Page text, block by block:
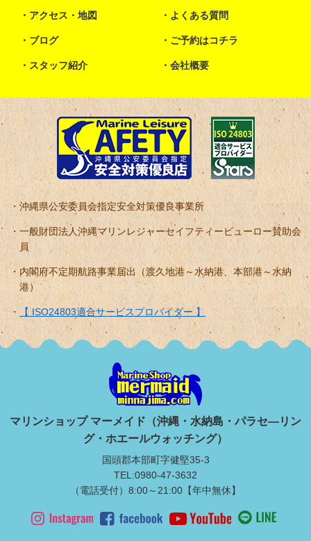
アクセス・地図 よくある質問
ブログ ご予約はコチラ
スタッフ紹介 会社概要
沖縄県公安委員会指定安全対策優良事業所
一般財団法人沖縄マリンレジャーセイフティービューロー賛助会
員
内閣府不定期航路事業届出（渡久地港～水納港、本部港～水納
港）
【 ISO24803適合サービスプロバイダー 】
マリンショップ マーメイド（沖縄・水納島・パラセ―リン
グ・ホエールウォッチング）
国頭郡本部町字健堅35-3
TEL:0980-47-3632
（電話受付）8:00～21:00【年中無休】